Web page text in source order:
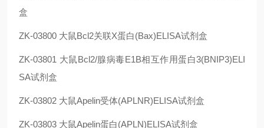
盒
ZK-03800 大鼠Bcl2关联X蛋白(Bax)ELISA试剂盒
ZK-03801 大鼠Bcl2/腺病毒E1B相互作用蛋白3(BNIP3)ELI
SA试剂盒
ZK-03802 大鼠Apelin受体(APLNR)ELISA试剂盒
ZK-03803 大鼠Apelin蛋白(APLN)ELISA试剂盒